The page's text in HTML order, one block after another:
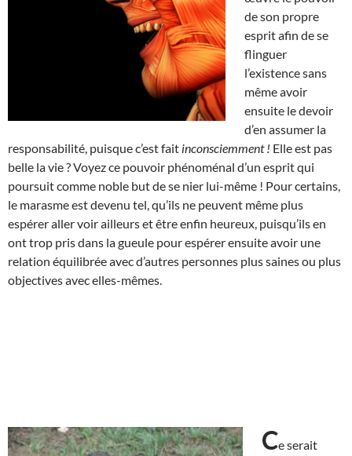
de son propre
esprit afin de se
flinguer
l’existence sans
même avoir
ensuite le devoir
d’en assumer la
responsabilité, puisque c’est fait inconsciemment ! Elle est pas
belle la vie ? Voyez ce pouvoir phénoménal d’un esprit qui
poursuit comme noble but de se nier lui-même ! Pour certains,
le marasme est devenu tel, qu’ils ne peuvent même plus
espérer aller voir ailleurs et être enfin heureux, puisqu’ils en
ont trop pris dans la gueule pour espérer ensuite avoir une
relation équilibrée avec d’autres personnes plus saines ou plus
objectives avec elles-mêmes.
Ce serait